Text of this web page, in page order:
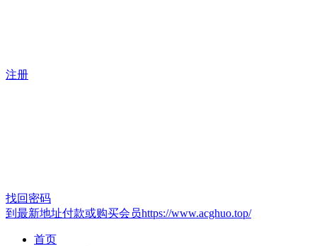
注册
找回密码
到最新地址付款或购买会员https://www.acghuo.top/
首页